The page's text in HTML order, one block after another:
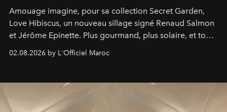
Amouage imagine, pour sa collection Secret Garden,
Love Hibiscus, un nouveau sillage signé Renaud Salmon
et Jérôme Epinette. Plus gourmand, plus solaire, et tout
à fait irrésistible.
02.08.2026 by L'Officiel Maroc